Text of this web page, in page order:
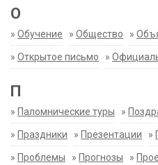
О
» Обучение » Общество »
» Открытое письмо »
П
» Паломнические туры »
» Праздники » Презентации »
» Проблемы » Прогнозы »